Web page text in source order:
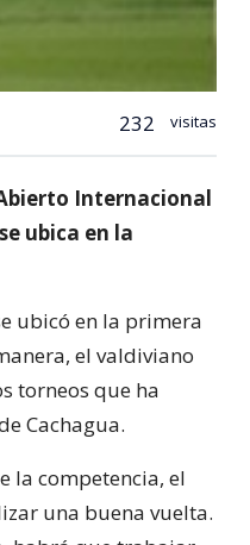
232 visitas
Internacional
ubica en la
ubicó en la primera
el valdiviano
torneos que ha
Cachagua.
la competencia, el
una buena vuelta.